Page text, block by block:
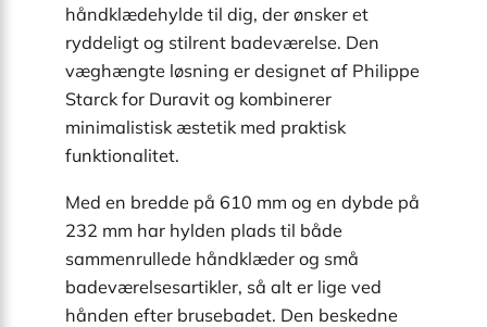
håndklædehylde til dig, der ønsker et
ryddeligt og stilrent badeværelse. Den
væghængte løsning er designet af Philippe
Starck for Duravit og kombinerer
minimalistisk æstetik med praktisk
funktionalitet.
Med en bredde på 610 mm og en dybde på
232 mm har hylden plads til både
sammenrullede håndklæder og små
badeværelsesartikler, så alt er lige ved
hånden efter brusebadet. Den beskedne